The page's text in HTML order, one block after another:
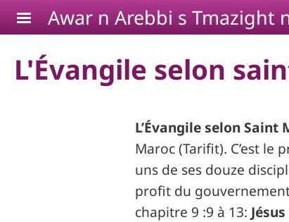
Aller au contenu principal
Awar n Arebbi s Tmazight
L'Évangile selon
L’Évangile selon Saint
Maroc (Tarifit). C’est le
uns de ses douze
profit du
chapitre 9 :9 à 13: